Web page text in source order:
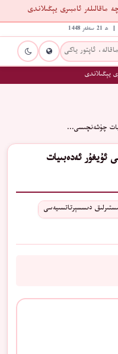
ماقالىلەر ئامبىرى يېڭىلاندى
يېڭىلاندى
ئۇيغۇر ئەدەبىيات
دىسسېرتاتسىيەسى